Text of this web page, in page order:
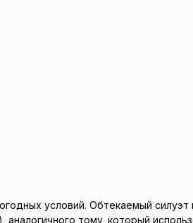
условий. Обтекаемый силуэт
тому, который